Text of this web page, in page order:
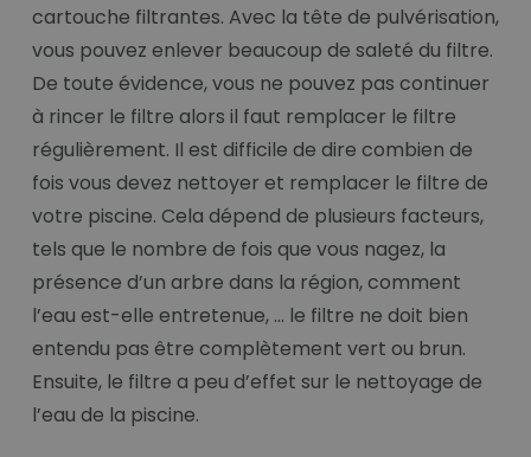
cartouche filtrantes. Avec la tête de pulvérisation,
vous pouvez enlever beaucoup de saleté du filtre.
De toute évidence, vous ne pouvez pas continuer
à rincer le filtre alors il faut remplacer le filtre
régulièrement. Il est difficile de dire combien de
fois vous devez nettoyer et remplacer le filtre de
votre piscine. Cela dépend de plusieurs facteurs,
tels que le nombre de fois que vous nagez, la
présence d’un arbre dans la région, comment
l’eau est-elle entretenue, … le filtre ne doit bien
entendu pas être complètement vert ou brun.
Ensuite, le filtre a peu d’effet sur le nettoyage de
l’eau de la piscine.